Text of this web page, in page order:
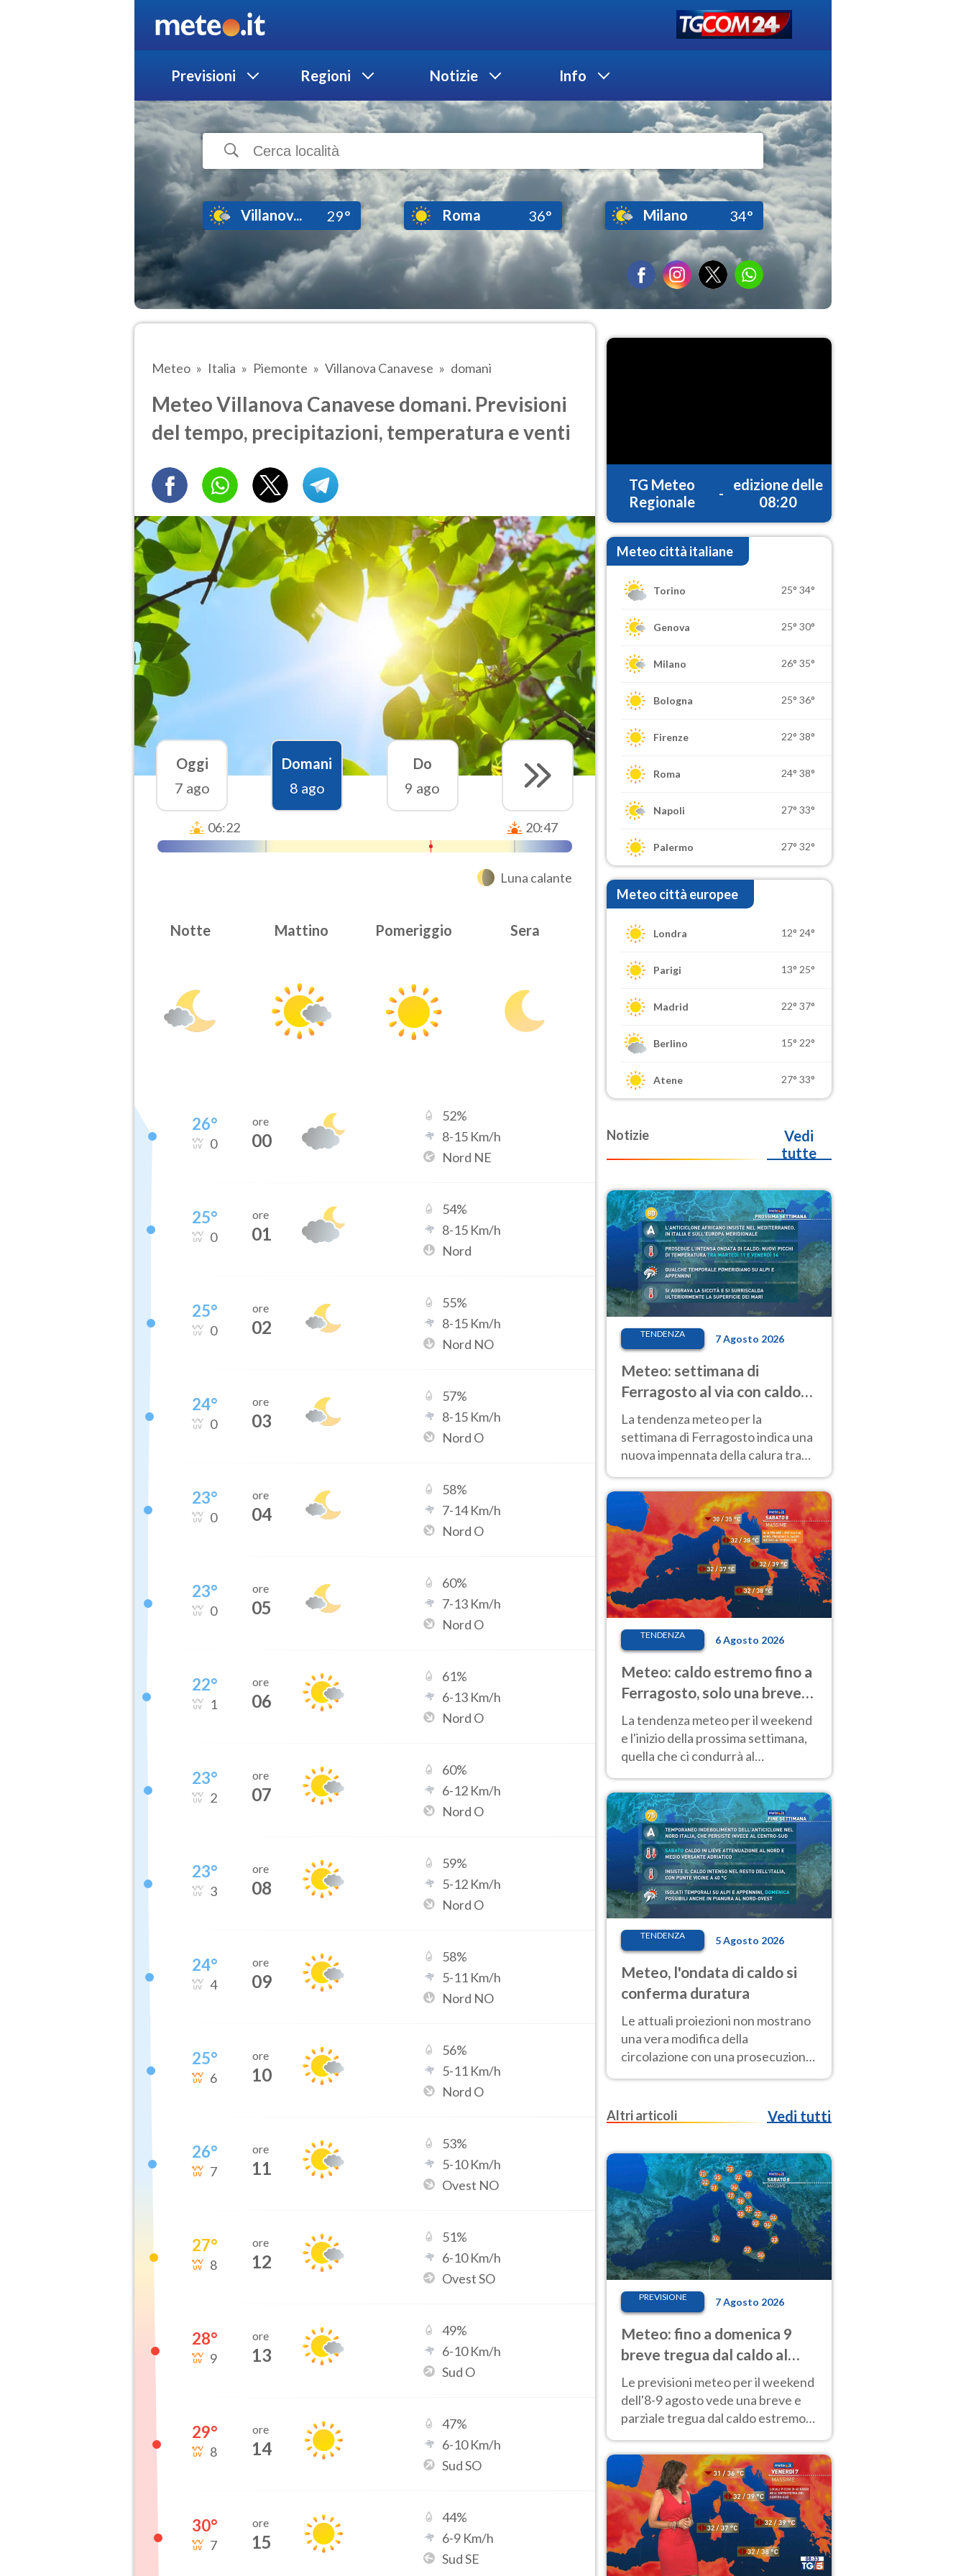
Previsioni Regioni Notizie Info
Villanov... 29° Roma 36° Milano 34°
Meteo Italia Piemonte Villanova Canavese domani
Meteo Villanova Canavese domani. Previsioni
del tempo, precipitazioni, temperatura e venti
Oggi
7 ago
Domani
8 ago
Do
9 ago
06:22 20:47
Luna calante
Notte Mattino Pomeriggio Sera
26°
0
ore
00
52%
8-15 Km/h
Nord NE
25°
0
ore
01
54%
8-15 Km/h
Nord
25°
0
ore
02
55%
8-15 Km/h
Nord NO
24°
0
ore
03
57%
8-15 Km/h
Nord O
23°
0
ore
04
58%
7-14Km/h
Nord O
23°
0
ore
05
60%
7-13 Km/h
Nord O
22°
1
ore
06
61%
6-13 Km/h
Nord O
23°
2
ore
07
60%
6-12 Km/h
Nord O
23°
3
ore
08
59%
5-12 Km/h
Nord O
24°
4
ore
09
58%
5-11 Km/h
Nord NO
25°
6
ore
10
56%
5-11 Km/h
Nord O
26°
7
ore
11
53%
5-10Km/h
Ovest NO
27°
8
ore
12
51%
6-10Km/h
Ovest SO
28°
9
ore
13
49%
6-10Km/h
Sud O
29°
8
ore
14
47%
6-10Km/h
Sud SO
30°
7
ore
15
44%
6-9 Km/h
Sud SE
TG Meteo
Regionale
-
edizione delle
08:20
Meteo città italiane
Torino 25° 34°
Genova 25° 30°
Milano 26° 35°
Bologna 25° 36°
Firenze 22° 38°
Roma 24° 38°
Napoli 27° 33°
Palermo 27° 32°
Meteo città europee
Londra 12° 24°
Parigi 13° 25°
Madrid 22° 37°
Berlino 15° 22°
Atene 27° 33°
Notizie
Vedi
tutte
TENDENZA 7 Agosto 2026
Meteo: settimana di
Ferragosto al via con caldo
intenso e qualche temporale
La tendenza meteo per la
settimana di Ferragosto indica una
nuova impennata della calura tra
anche al Nord.
TENDENZA 6 Agosto 2026
Meteo: caldo estremo fino a
Ferragosto, solo una breve
pausa. Ecco dove
La tendenza meteo per il weekend
e l'inizio della prossima settimana,
quella che ci condurrà al
temperature molto elevate
TENDENZA 5 Agosto 2026
Meteo, l'ondata di caldo si
conferma duratura
Le attuali proiezioni non mostrano
una vera modifica della
circolazione con una prosecuzione
del caldo fuori scala per molti
Ferragosto
Altri articoli Vedi tutti
PREVISIONE 7 Agosto 2026
Meteo: fino a domenica 9
breve tregua dal caldo al
Nord! Altrove calura e afa
Le previsioni meteo per il weekend
dell'8-9 agosto vede una breve e
parziale tregua dal caldo estremo
40 gradi.